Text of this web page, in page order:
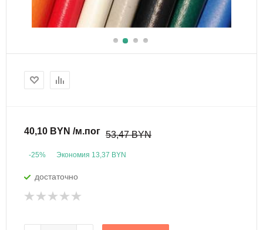
40,10 BYN /м.пог 53,47 BYN
-25% Экономия 13,37 BYN
достаточно